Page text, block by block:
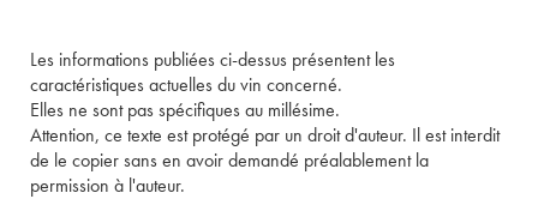
Les informations publiées ci-dessus présentent les
caractéristiques actuelles du vin concerné.
Elles ne sont pas spécifiques au millésime.
Attention, ce texte est protégé par un droit d'auteur. Il est interdit
de le copier sans en avoir demandé préalablement la
permission à l'auteur.